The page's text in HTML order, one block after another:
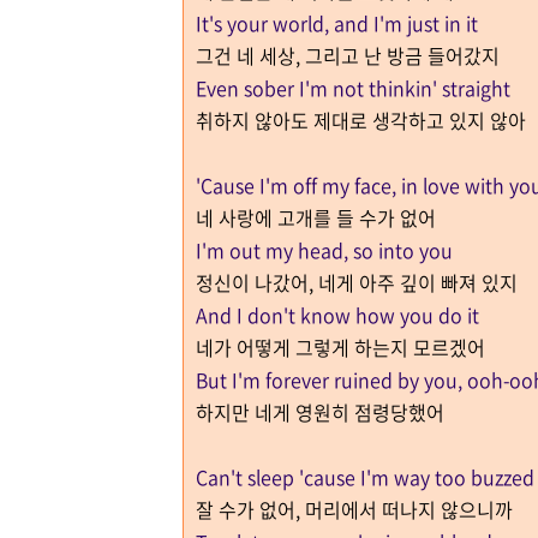
It's your world, and I'm just in it
그건 네 세상, 그리고 난 방금 들어갔지
Even sober I'm not thinkin' straight
취하지 않아도 제대로 생각하고 있지 않아
'Cause I'm off my face, in love with
네 사랑에 고개를 들 수가 없어
I'm out my head, so into you
정신이 나갔어, 네게 아주 깊이 빠져 있지
And I don't know how you do it
네가 어떻게 그렇게 하는지 모르겠어
But I'm forever ruined by you, ooh-
하지만 네게 영원히 점령당했어
Can't sleep 'cause I'm way too buzzed
잘 수가 없어, 머리에서 떠나지 않으니까